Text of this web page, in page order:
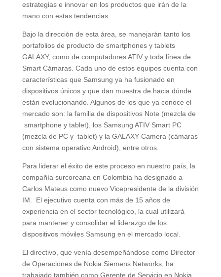
estrategias e innovar en los productos que irán de la
mano con estas tendencias.
Bajo la dirección de esta área, se manejarán tanto los
portafolios de producto de smartphones y tablets
GALAXY, como de computadores ATIV y toda línea de
Smart Cámaras. Cada uno de estos equipos cuenta con
características que Samsung ya ha fusionado en
dispositivos únicos y que dan muestra de hacia dónde
están evolucionando. Algunos de los que ya conoce el
mercado son: la familia de dispositivos Note (mezcla de
smartphone y tablet), los Samsung ATIV Smart PC
(mezcla de PC y tablet) y la GALAXY Camera (cámaras
con sistema operativo Android), entre otros.
Para liderar el éxito de este proceso en nuestro país, la
compañía surcoreana en Colombia ha designado a
Carlos Mateus como nuevo Vicepresidente de la división
IM. El ejecutivo cuenta con más de 15 años de
experiencia en el sector tecnológico, la cual utilizará
para mantener y consolidar el liderazgo de los
dispositivos móviles Samsung en el mercado local.
El directivo, que venía desempeñándose como Director
de Operaciones de Nokia Siemens Networks, ha
trabajado también como Gerente de Servicio en Nokia